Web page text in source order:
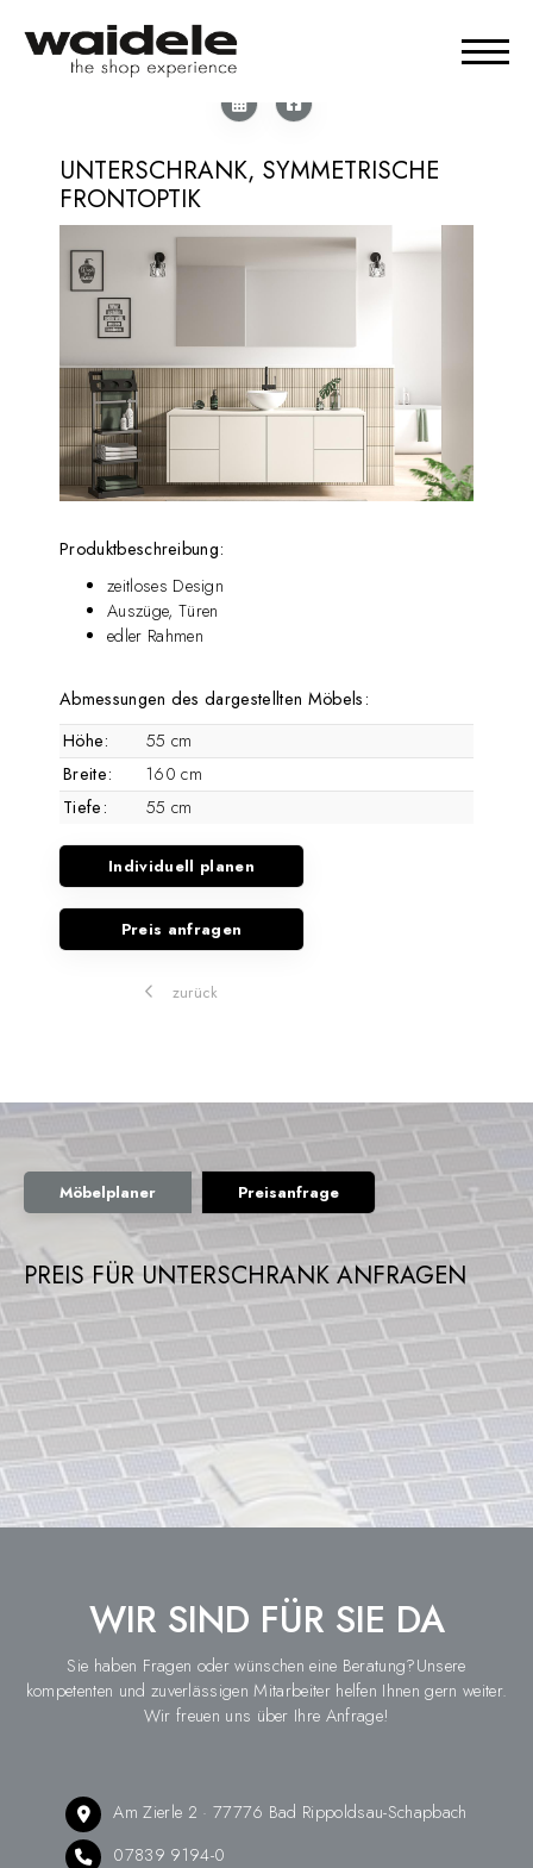
UNTERSCHRANK, SYMMETRISCHE
FRONTOPTIK
Produktbeschreibung:
zeitloses Design
Auszüge, Türen
edler Rahmen
Abmessungen des dargestellten Möbels:
Höhe:
55 cm
Breite:
160 cm
Tiefe:
55 cm
Individuell planen
Preis anfragen
zurück
Möbelplaner Preisanfrage
PREIS FÜR UNTERSCHRANK ANFRAGEN
WIR SIND FÜR SIE DA
Sie haben Fragen oder wünschen eine Beratung?Unsere
kompetenten und zuverlässigen Mitarbeiter helfen Ihnen gern weiter.
Wir freuen uns über Ihre Anfrage!
Am Zierle 2 · 77776 Bad Rippoldsau-Schapbach
07839 9194-0